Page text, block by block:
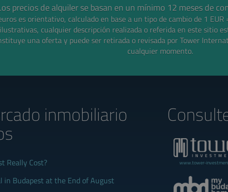
precios de alquiler se basan en un mínimo 12 meses de
es orientativo, calculado en base a un tipo de cambio de 1 EUR
ilustrativas, cualquier descripción realizada o referida en este sitio
una oferta y puede ser retirada o revisada por Tower
cualquier momento.
inmobiliario
Really Cost?
in Budapest at the End of August
www.tower-